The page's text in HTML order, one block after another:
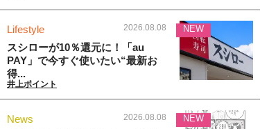
Lifestyle 2026.08.08
スシローが10％還元に！「au
PAY」で今すぐ使いたい“最新お
得...
井上ポイント
NEW
News 2026.08.08 NEW